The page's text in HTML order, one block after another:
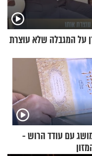
על המגבלה שלא עוצרת
עם עודד הרוש -